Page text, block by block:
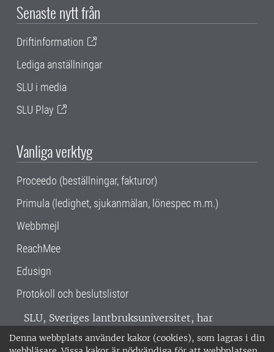
Denna webbplats använder kakor (cookies), som lagras i din
Senaste nytt från
Driftinformation
Lediga anställningar
SLU i media
SLU Play
Vanliga verktyg
Proceedo (beställningar, fakturor)
Primula (ledighet, sjukanmälan, lönespec m.m.)
Webbmejl
ReachMee
Edusign
Protokoll och beslutslistor
SLU, Sveriges lantbruksuniversitet, har
verksamhet över hela Sverige. Huvudorter är
Alnarp, Uppsala och Umeå.SLU är